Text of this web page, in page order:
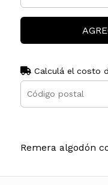
Calculá el costo
Remera algodón